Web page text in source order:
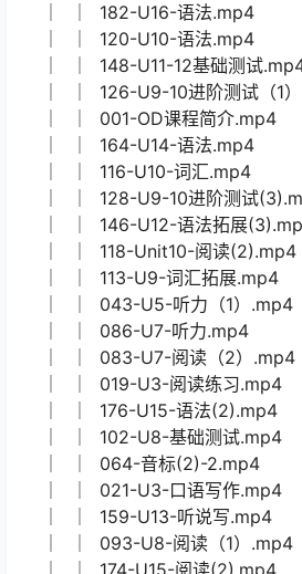
│ │ 175-U15-语法(1).mp4
│ │ 014-U2-口语写作+练习
│ │ 082-U7-阅读（1）.mp4
│ │ 002-OD试听课第二节
│ │ 180-U16-主体阅读.mp4
│ │ 048-U6-词汇（1）-1.mp4
│ │ 139-U12-词汇(2).mp4
│ │ 035-U5-词汇（2）.mp4
│ │ 173-U15-阅读(1).mp4
│ │ 089-U7-语法拓展(2).mp4
│ │ 071-音标(6)-2.mp4
│ │ 182-U16-语法.mp4
│ │ 120-U10-语法.mp4
│ │ 148-U11-12基础测试.mp4
│ │ 126-U9-10进阶测试（1）
│ │ 001-OD课程简介.mp4
│ │ 164-U14-语法.mp4
│ │ 116-U10-词汇.mp4
│ │ 128-U9-10进阶测试
│ │ 146-U12-语法拓展(3).mp4
│ │ 118-Unit10-阅读(2).mp4